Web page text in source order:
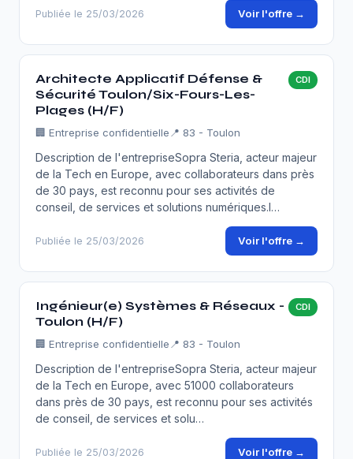
Publiée le 25/03/2026 Voir l'offre →
Architecte Applicatif Défense &
Sécurité Toulon/Six-Fours-Les-
Plages (H/F)
CDI
🏢 Entreprise confidentielle 📍 83 - Toulon
Description de l'entrepriseSopra Steria, acteur majeur
de la Tech en Europe, avec collaborateurs dans près
de 30 pays, est reconnu pour ses activités de
conseil, de services et solutions numériques.I…
Publiée le 25/03/2026 Voir l'offre →
Ingénieur(e) Systèmes & Réseaux -
Toulon (H/F)
CDI
🏢 Entreprise confidentielle 📍 83 - Toulon
Description de l'entrepriseSopra Steria, acteur majeur
de la Tech en Europe, avec 51000 collaborateurs
dans près de 30 pays, est reconnu pour ses activités
de conseil, de services et solu…
Publiée le 25/03/2026 Voir l'offre →